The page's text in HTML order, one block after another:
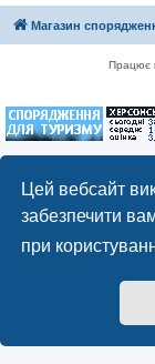
Цей вебсайт
забезпечити
при
Магазин
Працює